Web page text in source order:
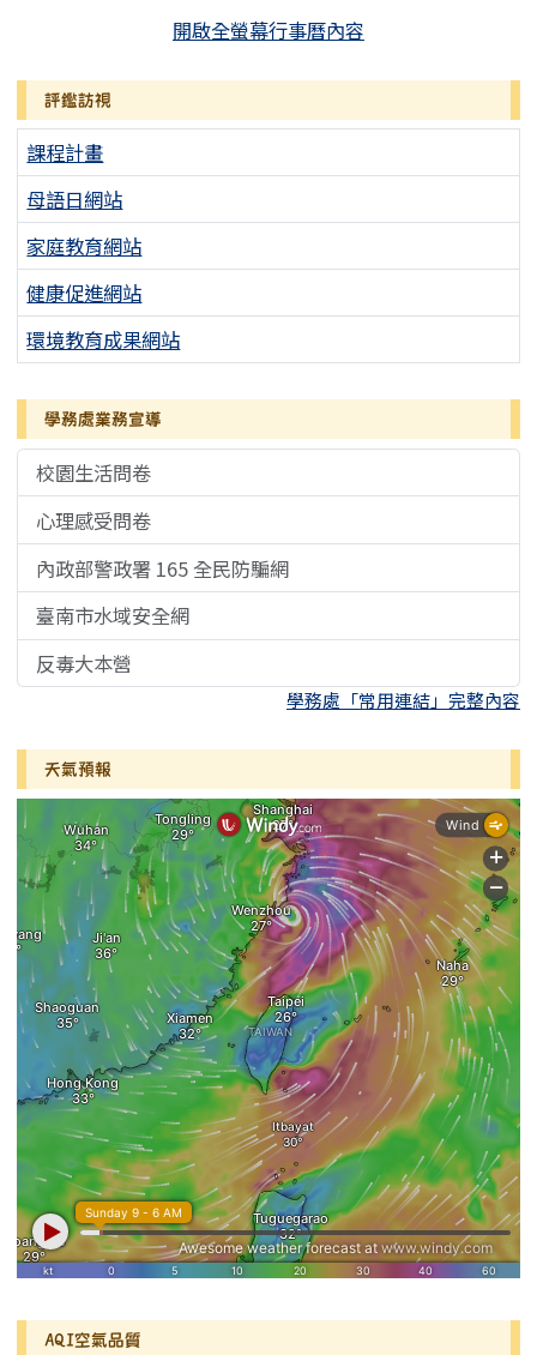
開啟全螢幕行事曆內容
評鑑訪視
課程計畫
母語日網站
家庭教育網站
健康促進網站
環境教育成果網站
學務處業務宣導
校園生活問卷
心理感受問卷
內政部警政署 165 全民防騙網
臺南市水域安全網
反毒大本營
學務處「常用連結」完整內容
天氣預報
AQI空氣品質